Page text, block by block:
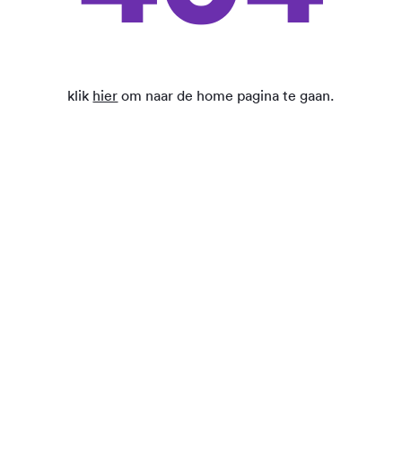
klik hier om naar de home pagina te gaan.